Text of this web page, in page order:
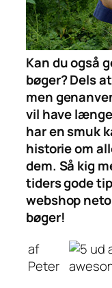
Kan du også
bøger? Dels
men
vil have
har en smuk
historie om
dem. Så kig
tiders gode
webshop
bøger!
af
Peter